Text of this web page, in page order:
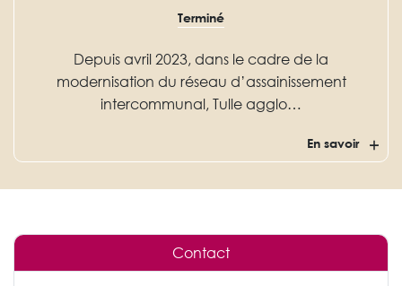
Terminé
Depuis avril 2023, dans le cadre de la
modernisation du réseau d’assainissement
intercommunal, Tulle agglo…
En savoir
Contact